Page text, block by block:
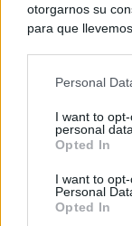
otorgarnos su
para que
negar su
de su
rechazar tal
cualquier
visitando nuestra
Personal
I want to
personal data.
Opted In
I want to
Personal
Opted In